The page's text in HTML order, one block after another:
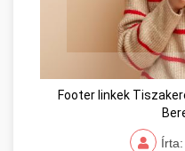
Footer linkek